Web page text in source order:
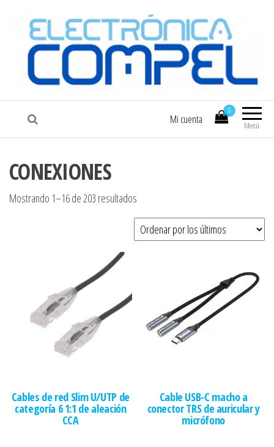
COMPEL Electrónica COMPEL
Menú
0
Mi cuenta
CONEXIONES
Mostrando 1–16 de 203 resultados
Cables de red Slim U/UTP de
categoría 6 1:1 de aleación
CCA
Cable USB-C macho a
conector TRS de auricular y
micrófono